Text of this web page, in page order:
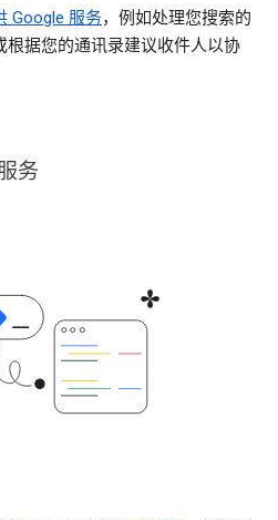
Google 服务，例如处理您搜索的
根据您的通讯录建议收件人以协
务